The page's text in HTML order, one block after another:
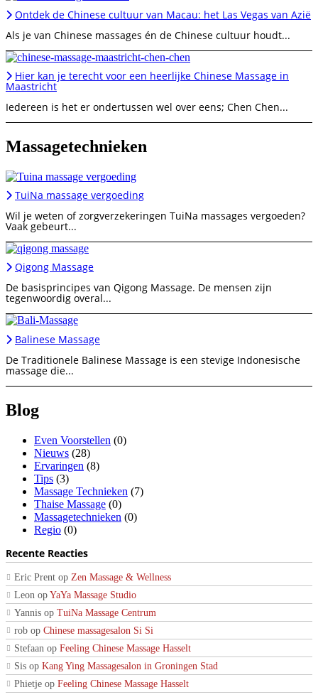
Ontdek de Chinese cultuur van Macau: het Las Vegas van Azië
Als je van Chinese massages én de Chinese cultuur houdt...
Hier kan je terecht voor een heerlijke Chinese Massage in
Maastricht
Iedereen is het er ondertussen wel over eens; Chen Chen...
Massagetechnieken
TuiNa massage vergoeding
Wil je weten of zorgverzekeringen TuiNa massages vergoeden?
Vaak gebeurt...
Qigong Massage
De basisprincipes van Qigong Massage. De mensen zijn
tegenwoordig overal...
Balinese Massage
De Traditionele Balinese Massage is een stevige Indonesische
massage die...
Blog
Even Voorstellen (0)
Nieuws (28)
Ervaringen (8)
Tips (3)
Massage Technieken (7)
Thaise Massage (0)
Massagetechnieken (0)
Regio (0)
Recente Reacties
Eric Prent op Zen Massage & Wellness
Leon op YaYa Massage Studio
Yannis op TuiNa Massage Centrum
rob op Chinese massagesalon Si Si
Stefaan op Feeling Chinese Massage Hasselt
Sis op Kang Ying Massagesalon in Groningen Stad
Phietje op Feeling Chinese Massage Hasselt